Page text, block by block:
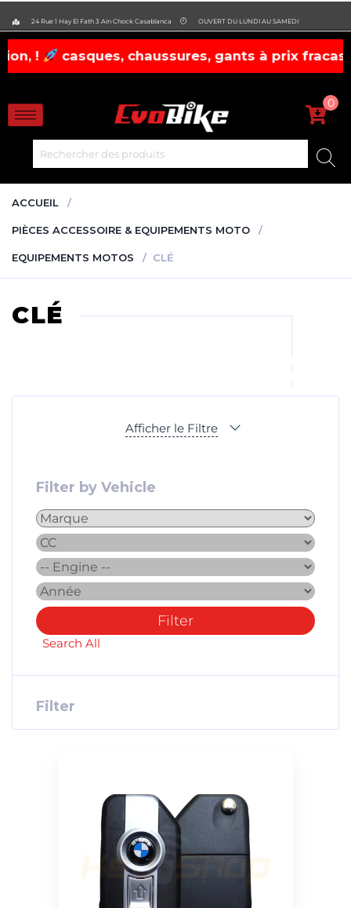
24 Rue 1 Hay El Fath 3 Ain Chock Casablanca OUVERT DU LUNDI AU SAMEDI
chaussures, gants à prix fracassés!
0
ACCUEIL
PIÈCES ACCESSOIRE & EQUIPEMENTS MOTO
EQUIPEMENTS MOTOS CLÉ
CLÉ
Afficher le Filtre
Filter by Vehicle
Filter
Search All
Filter